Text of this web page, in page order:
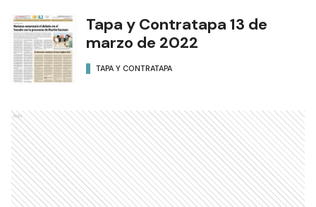
Tapa y Contratapa 13 de
marzo de 2022
TAPA Y CONTRATAPA
Ads